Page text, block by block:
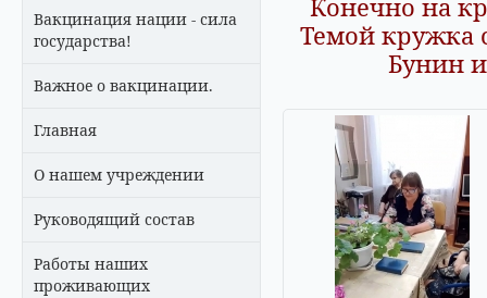
Вакцинация нации - сила
государства!
Важное о вакцинации.
Главная
О нашем учреждении
Руководящий состав
Работы наших
проживающих
Конечно на
Темой кружка
Бунин